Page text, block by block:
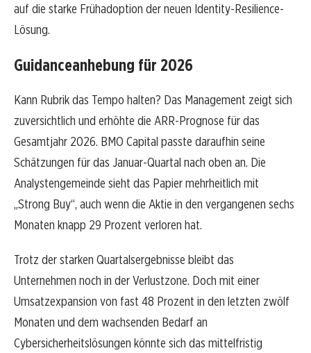
auf die starke Frühadoption der neuen Identity-Resilience-
Lösung.
Guidanceanhebung für 2026
Kann Rubrik das Tempo halten? Das Management zeigt sich
zuversichtlich und erhöhte die ARR-Prognose für das
Gesamtjahr 2026. BMO Capital passte daraufhin seine
Schätzungen für das Januar-Quartal nach oben an. Die
Analystengemeinde sieht das Papier mehrheitlich mit
„Strong Buy“, auch wenn die Aktie in den vergangenen sechs
Monaten knapp 29 Prozent verloren hat.
Trotz der starken Quartalsergebnisse bleibt das
Unternehmen noch in der Verlustzone. Doch mit einer
Umsatzexpansion von fast 48 Prozent in den letzten zwölf
Monaten und dem wachsenden Bedarf an
Cybersicherheitslösungen könnte sich das mittelfristig